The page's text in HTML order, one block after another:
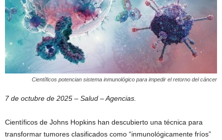
Científicos potencian sistema inmunológico para impedir el retorno del cáncer
7 de octubre de 2025 – Salud – Agencias.
Científicos de Johns Hopkins han descubierto una técnica para
transformar tumores clasificados como “inmunológicamente fríos”